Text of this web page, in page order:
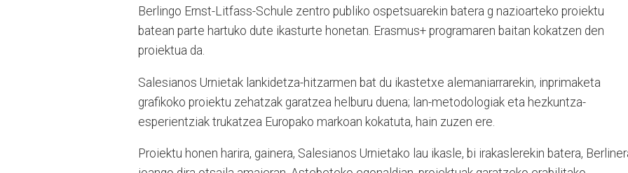
Berlingo Ernst-Litfass-Schule zentro publiko ospetsuarekin batera g nazioarteko proiektu
batean parte hartuko dute ikasturte honetan. Erasmus+ programaren baitan kokatzen den
proiektua da.
Salesianos Urnietak lankidetza-hitzarmen bat du ikastetxe alemaniarrarekin, inprimaketa
grafikoko proiektu zehatzak garatzea helburu duena; lan-metodologiak eta hezkuntza-
esperientziak trukatzea Europako markoan kokatuta, hain zuzen ere.
Proiektu honen harira, gainera, Salesianos Urnietako lau ikasle, bi irakaslerekin batera,